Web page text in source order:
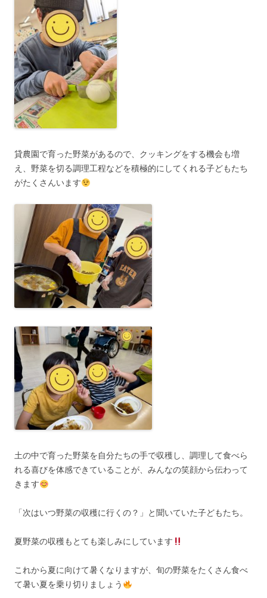
貸農園で育った野菜があるので、クッキングをする機会も増
え、野菜を切る調理工程などを積極的にしてくれる子どもたち
がたくさんいます
土の中で育った野菜を自分たちの手で収穫し、調理して食べら
れる喜びを体感できていることが、みんなの笑顔から伝わって
きます
「次はいつ野菜の収穫に行くの？」と聞いていた子どもたち。
夏野菜の収穫もとても楽しみにしています
これから夏に向けて暑くなりますが、旬の野菜をたくさん食べ
て暑い夏を乗り切りましょう